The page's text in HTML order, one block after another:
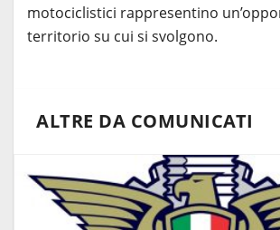
motociclistici rappresentino
territorio su cui si svolgono.
ALTRE DA COMUNICATI